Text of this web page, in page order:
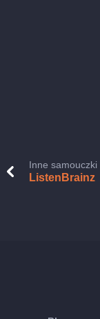
Inne samouczki
ListenBrainz